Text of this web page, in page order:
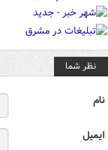
نظر شما
نام
ایمیل